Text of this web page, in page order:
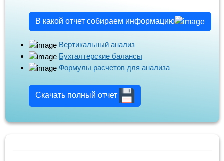
В какой отчет собираем информацию
Вертикальный анализ
Бухгалтерские балансы
Формулы расчетов для анализа
Скачать полный отчет